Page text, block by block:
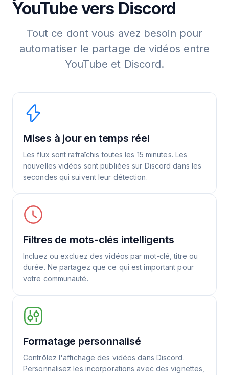
YouTube vers Discord
Tout ce dont vous avez besoin pour
automatiser le partage de vidéos entre
YouTube et Discord.
Mises à jour en temps réel
Les flux sont rafraîchis toutes les 15 minutes. Les
nouvelles vidéos sont publiées sur Discord dans les
secondes qui suivent leur détection.
Filtres de mots-clés intelligents
Incluez ou excluez des vidéos par mot-clé, titre ou
durée. Ne partagez que ce qui est important pour
votre communauté.
Formatage personnalisé
Contrôlez l'affichage des vidéos dans Discord.
Personnalisez les incorporations avec des vignettes,